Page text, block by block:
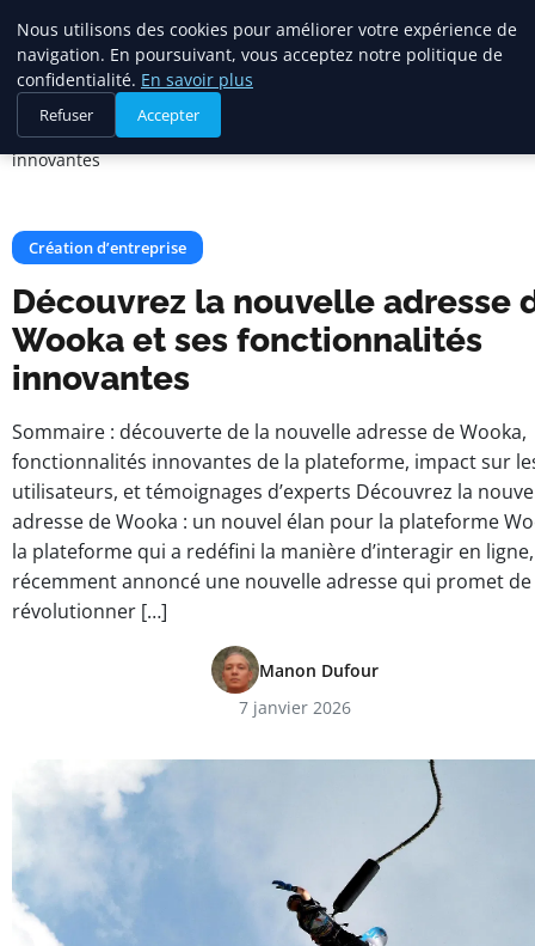
Citelya
Accueil
Création d’entreprise
Découvrez la nouvelle adresse de Wooka et ses fonctionnalités
innovantes
Création d’entreprise
Découvrez la nouvelle adresse
Wooka et ses fonctionnalités
innovantes
Sommaire : découverte de la nouvelle adresse de Wooka,
fonctionnalités innovantes de la plateforme, impact sur
utilisateurs, et témoignages d’experts Découvrez la
adresse de Wooka : un nouvel élan pour la plateforme
la plateforme qui a redéfini la manière d’interagir en
récemment annoncé une nouvelle adresse qui promet de
révolutionner […]
Manon Dufour
7 janvier 2026
Nous utilisons des cookies pour améliorer votre expérience de
navigation. En poursuivant, vous acceptez notre politique de
confidentialité. En savoir plus
Refuser Accepter